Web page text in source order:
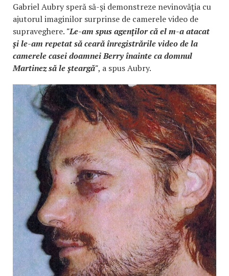
Gabriel Aubry speră să-şi demonstreze nevinovăţia cu
ajutorul imaginilor surprinse de camerele video de
supraveghere. "Le-am spus agenţilor că el m-a atacat
şi le-am repetat să ceară înregistrările video de la
camerele casei doamnei Berry înainte ca domnul
Martinez să le şteargă", a spus Aubry.